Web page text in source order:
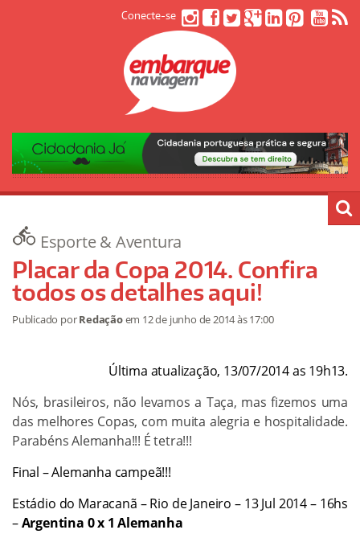
Conecte-se
Esporte & Aventura
Placar da Copa 2014. Confira
todos os detalhes aqui!
Publicado porRedaçãoem 12 de junho de 2014às 17:00
Última atualização, 13/07/2014 as 19h13.
Nós, brasileiros, não levamos a Taça, mas fizemos uma
das melhores Copas, com muita alegria e hospitalidade.
Parabéns Alemanha!!! É tetra!!!
Final – Alemanha campeã!!!
Estádio do Maracanã – Rio de Janeiro – 13 Jul 2014 – 16hs
–Argentina 0 x 1 Alemanha